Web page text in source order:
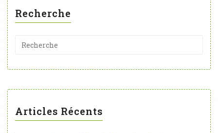
Recherche
Articles Récents